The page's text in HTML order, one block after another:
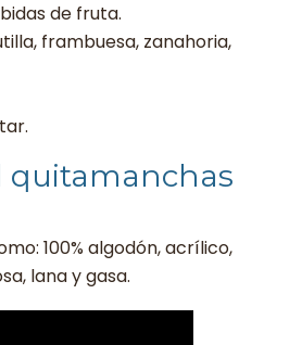
de fruta.
frambuesa, zanahoria,
quitamanchas
100% algodón, acrílico,
lana y gasa.